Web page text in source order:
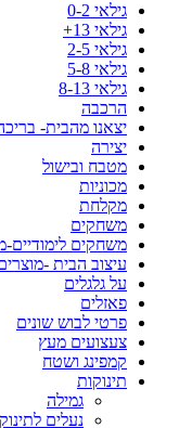
גילאי 0-2
גילאי 13+
גילאי 2-5
גילאי 5-8
גילאי 8-13
הרכבה
יצאנו מהבית-
יצירה
מטבח ובישול
מכוניות
מקלחת
משחקים
משחקים
עיצוב הבית -
על גלגלים
פאזלים
פרטי לבוש שונים
צעצועים מעץ
קמפינג ושטח
תינוקות
גמילה
נעלים